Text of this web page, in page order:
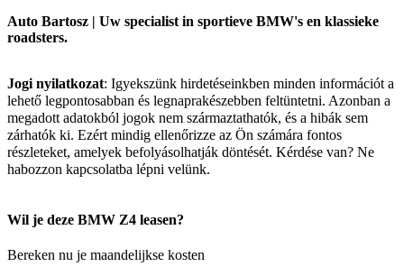
Auto Bartosz | Uw specialist in sportieve BMW's en klassieke
roadsters.
Jogi nyilatkozat: Igyekszünk hirdetéseinkben minden információt a
lehető legpontosabban és legnaprakészebben feltüntetni. Azonban a
megadott adatokból jogok nem származtathatók, és a hibák sem
zárhatók ki. Ezért mindig ellenőrizze az Ön számára fontos
részleteket, amelyek befolyásolhatják döntését. Kérdése van? Ne
habozzon kapcsolatba lépni velünk.
Wil je deze BMW Z4 leasen?
Bereken nu je maandelijkse kosten